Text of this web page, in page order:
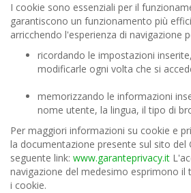
I cookie sono essenziali per il
garantiscono un funzionamento più
arricchendo l'esperienza di navigazione
ricordando le impostazioni
modificarle ogni volta che si
memorizzando le informazioni
nome utente, la lingua, il tipo di
Per maggiori informazioni su cookie e
la documentazione presente sul sito del
seguente link: www.garanteprivacy.it
navigazione del medesimo esprimono il
i cookie.